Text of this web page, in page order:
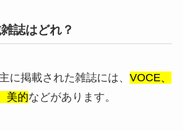
誌はどれ？
に掲載された雑誌には、 VOCE、
美的などがあります。